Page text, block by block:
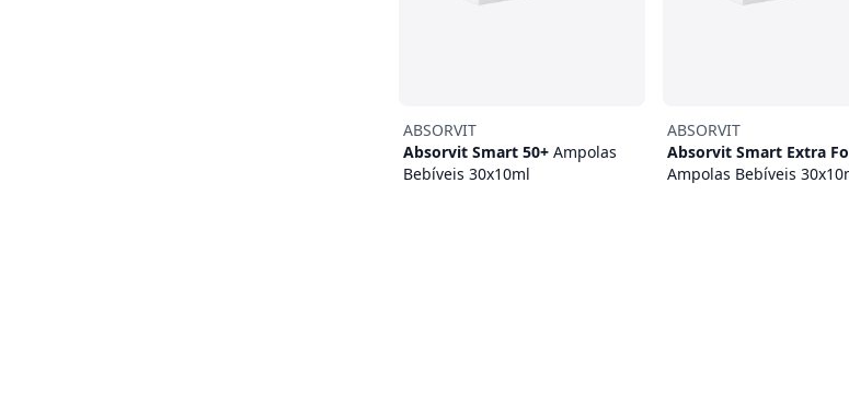
ABSORVIT
Absorvit Smart 50+ Ampolas
Bebíveis 30x10ml
ABSORVIT
Absorvit Smart Extra
Ampolas Bebíveis